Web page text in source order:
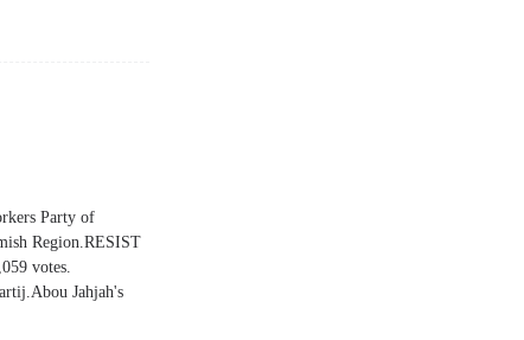
Party of
Region.RESIST
votes.
Jahjah's